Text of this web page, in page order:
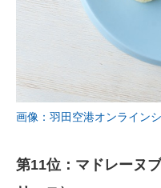
画像：羽田空港オンライン
第11位：マドレーヌ